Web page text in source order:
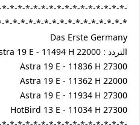
*-*-*-*-*-*-*-*-*-*-*-*-*-*-*-
*-*-*-*-*-*-*-*-*-*-*-*-*-*-*-*
Das Erste Germany
التردد : Astra 19 E - 11494 H 22000
Astra 19 E - 11836 H 27300
Astra 19 E - 11362 H 22000
Astra 19 E - 11934 H 27300
HotBird 13 E - 11034 H 27300